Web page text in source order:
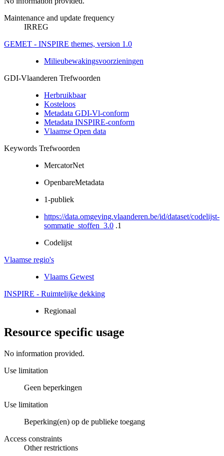
Maintenance and update frequency
IRREG
GEMET - INSPIRE themes, version 1.0
Milieubewakingsvoorzieningen
GDI-Vlaanderen Trefwoorden
Herbruikbaar
Kosteloos
Metadata GDI-Vl-conform
Metadata INSPIRE-conform
Vlaamse Open data
Keywords Trefwoorden
MercatorNet
OpenbareMetadata
1-publiek
https://data.omgeving.vlaanderen.be/id/dataset/codelijst-
sommatie_stoffen_3.0 .1
Codelijst
Vlaamse regio's
Vlaams Gewest
INSPIRE - Ruimtelijke dekking
Regionaal
Resource specific usage
No information provided.
Use limitation
Geen beperkingen
Use limitation
Beperking(en) op de publieke toegang
Access constraints
Other restrictions